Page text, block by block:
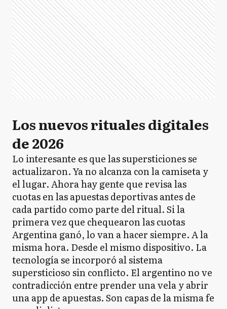
Los nuevos rituales digitales
de 2026
Lo interesante es que las supersticiones se
actualizaron. Ya no alcanza con la camiseta y
el lugar. Ahora hay gente que revisa las
cuotas en las apuestas deportivas antes de
cada partido como parte del ritual. Si la
primera vez que chequearon las cuotas
Argentina ganó, lo van a hacer siempre. A la
misma hora. Desde el mismo dispositivo. La
tecnología se incorporó al sistema
supersticioso sin conflicto. El argentino no ve
contradicción entre prender una vela y abrir
una app de apuestas. Son capas de la misma fe